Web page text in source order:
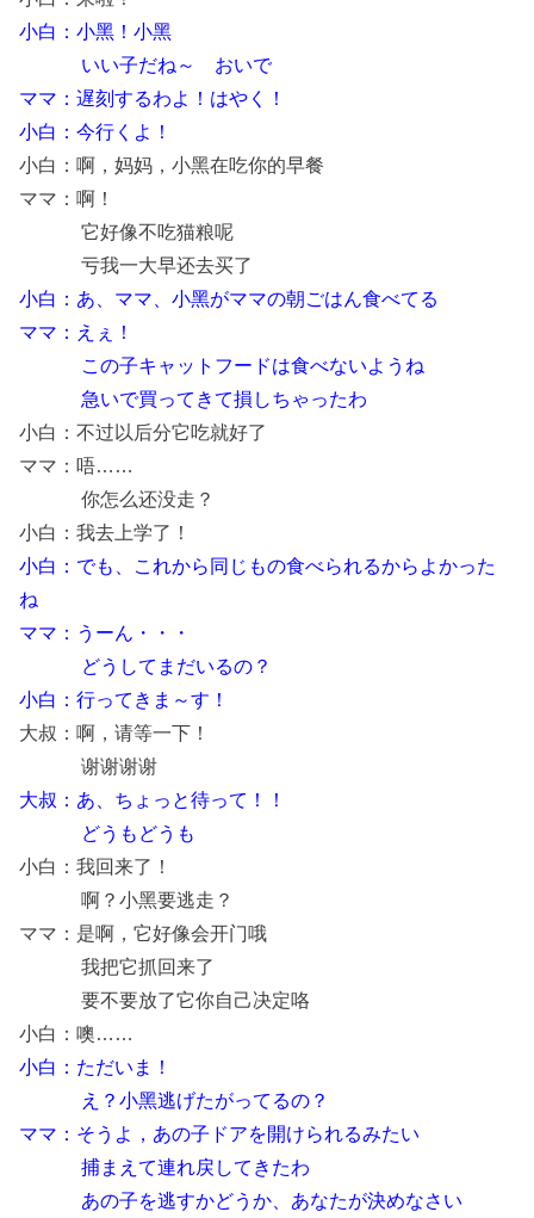
小白：小黑！小黑
いい子だね～ おいで
ママ：遅刻するわよ！はやく！
小白：今行くよ！
小白：啊，妈妈，小黑在吃你的早餐
ママ：啊！
它好像不吃猫粮呢
亏我一大早还去买了
小白：あ、ママ、小黑がママの朝ごはん食べてる
ママ：えぇ！
この子キャットフードは食べないようね
急いで買ってきて損しちゃったわ
小白：不过以后分它吃就好了
ママ：唔……
你怎么还没走？
小白：我去上学了！
小白：でも、これから同じもの食べられるからよかった
ね
ママ：うーん・・・
どうしてまだいるの？
小白：行ってきま～す！
大叔：啊，请等一下！
谢谢谢谢
大叔：あ、ちょっと待って！！
どうもどうも
小白：我回来了！
啊？小黑要逃走？
ママ：是啊，它好像会开门哦
我把它抓回来了
要不要放了它你自己决定咯
小白：噢……
小白：ただいま！
え？小黑逃げたがってるの？
ママ：そうよ，あの子ドアを開けられるみたい
捕まえて連れ戻してきたわ
あの子を逃すかどうか、あなたが決めなさい